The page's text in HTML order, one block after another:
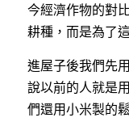
今經濟作物的對
耕種，而是為了
進屋子後我們先
說以前的人就是
們還用小米製的